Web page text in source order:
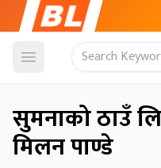
Open menu
सुमनाको ठाउँ
मिलन पाण्डे